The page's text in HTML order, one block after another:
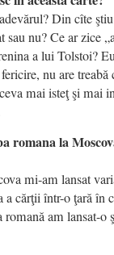
Din cîte
nu? Ce ar zice
a lui Tolstoi?
nu are
mai isteţ şi mai
romana la
mi-am lansat
cărţii într-o ţară în
am lansat-